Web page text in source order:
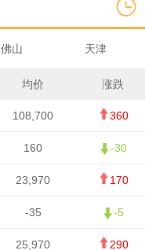
佛山 天津
均价 涨跌
108,700 360
160 -30
23,970 170
-35 -5
25,970 290